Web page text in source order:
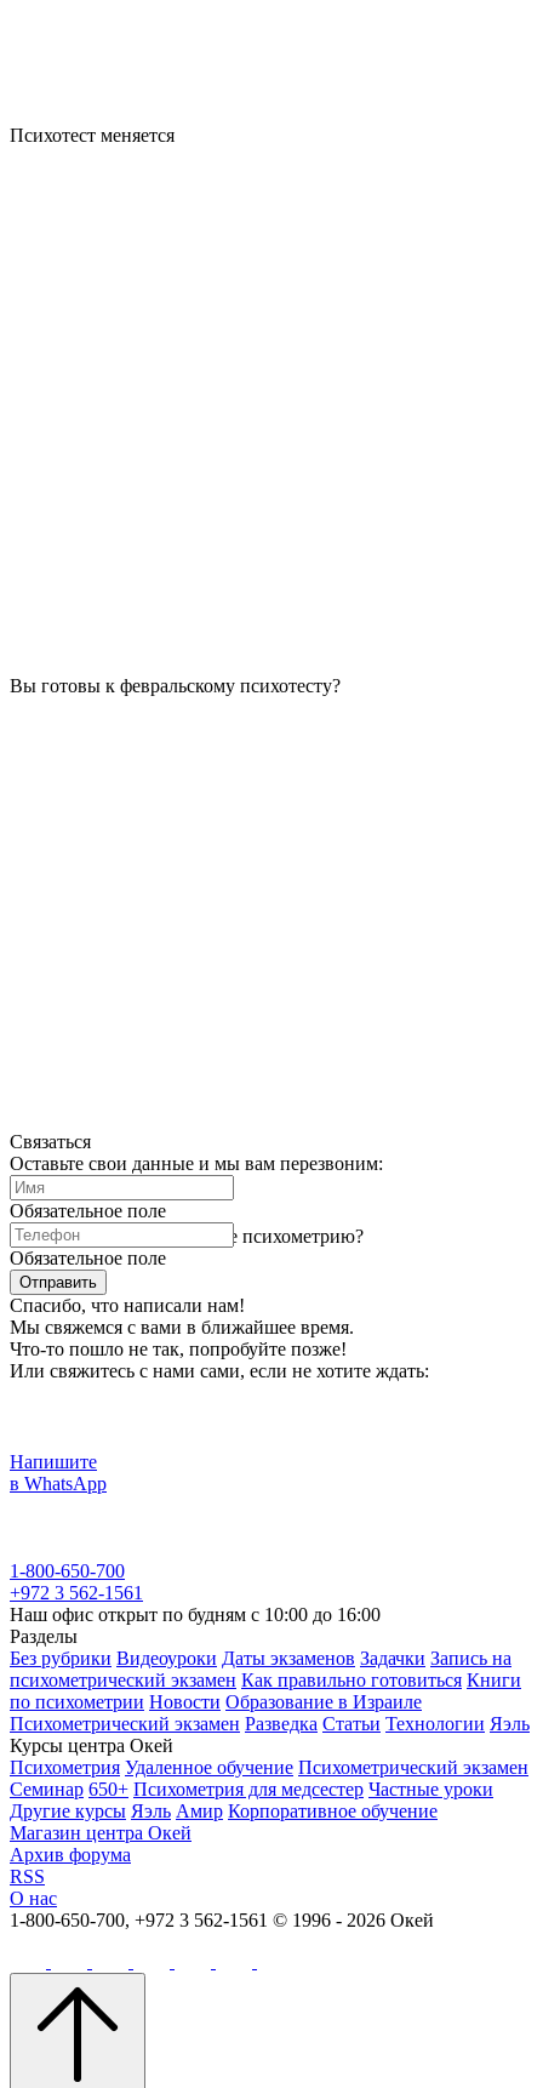
Психотест меняется
Вы готовы к февральскому психотесту?
Готовишься сдавать в июле психометрию?
Связаться
Оставьте свои данные и мы вам перезвоним:
Обязательное поле
Обязательное поле
Отправить
Спасибо, что написали нам!
Мы свяжемся с вами в ближайшее время.
Что-то пошло не так, попробуйте позже!
Или свяжитесь с нами сами, если не хотите ждать:
Напишите
в WhatsApp
1-800-650-700
+972 3 562-1561
Наш офис открыт по будням с 10:00 до 16:00
Разделы
Без рубрики Видеоуроки Даты экзаменов Задачки Запись на
психометрический экзамен Как правильно готовиться Книги
по психометрии Новости Образование в Израиле
Психометрический экзамен Разведка Статьи Технологии Яэль
Курсы центра Окей
Психометрия Удаленное обучение Психометрический экзамен
Семинар 650+ Психометрия для медсестер Частные уроки
Другие курсы Яэль Амир Корпоративное обучение
Магазин центра Окей
Архив форума
RSS
О нас
1-800-650-700, +972 3 562-1561 © 1996 - 2026 Окей